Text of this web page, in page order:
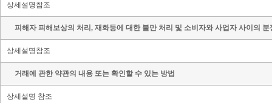
상세설명참조
피해자 피해보상의 처리, 재화등에 대한 불만 처리 및 소비자와 사업자 사이의
상세설명참조
거래에 관한 약관의 내용 또는 확인할 수 있는 방법
상세설명 참조